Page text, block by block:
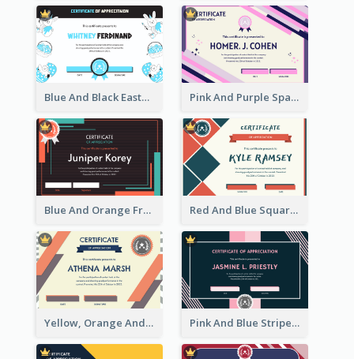
Blue And Black Easter Illustration Certificate Pink And Purple Sparkles Fancy Certificate
Blue And Orange Frame Dark Certificate Red And Blue Squares Pattern Certificate
Yellow, Orange And Blue Sunburst Certificate Pink And Blue Stripes Patterns Certificate